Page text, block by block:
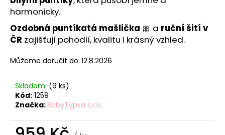
harmonicky.
Ozdobná puntíkatá mašlička 🎀 a ruční šití v
ČR zajišťují pohodlí, kvalitu i krásný vzhled.
Můžeme doručit do: 12.8.2026
Skladem (9 ks)
Kód: 1259
Značka: BabyTýpka s.r.o.
D
o
p
o
r
u
u
e
m